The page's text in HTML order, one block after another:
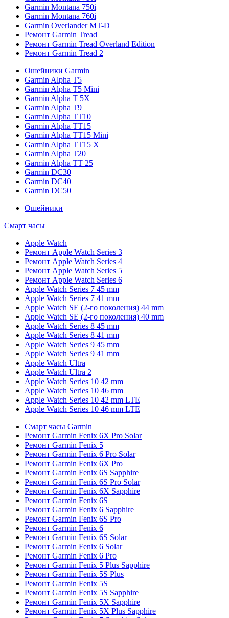
Garmin Montana 750i
Garmin Montana 760i
Garmin Overlander MT-D
Ремонт Garmin Tread
Ремонт Garmin Tread Overland Edition
Ремонт Garmin Tread 2
Ошейники Garmin
Garmin Alpha T5
Garmin Alpha T5 Mini
Garmin Alpha T 5X
Garmin Alpha T9
Garmin Alpha TT10
Garmin Alpha TT15
Garmin Alpha TT15 Mini
Garmin Alpha TT15 X
Garmin Alpha T20
Garmin Alpha TT 25
Garmin DC30
Garmin DC40
Garmin DC50
Ошейники
Смарт часы
Apple Watch
Ремонт Apple Watch Series 3
Ремонт Apple Watch Series 4
Ремонт Apple Watch Series 5
Ремонт Apple Watch Series 6
Apple Watch Series 7 45 mm
Apple Watch Series 7 41 mm
Apple Watch SE (2-го поколения) 44 mm
Apple Watch SE (2-го поколения) 40 mm
Apple Watch Series 8 45 mm
Apple Watch Series 8 41 mm
Apple Watch Series 9 45 mm
Apple Watch Series 9 41 mm
Apple Watch Ultra
Apple Watch Ultra 2
Apple Watch Series 10 42 mm
Apple Watch Series 10 46 mm
Apple Watch Series 10 42 mm LTE
Apple Watch Series 10 46 mm LTE
Смарт часы Garmin
Ремонт Garmin Fenix 6X Pro Solar
Ремонт Garmin Fenix 5
Ремонт Garmin Fenix 6 Pro Solar
Ремонт Garmin Fenix 6X Pro
Ремонт Garmin Fenix 6S Sapphire
Ремонт Garmin Fenix 6S Pro Solar
Ремонт Garmin Fenix 6X Sapphire
Ремонт Garmin Fenix 6S
Ремонт Garmin Fenix 6 Sapphire
Ремонт Garmin Fenix 6S Pro
Ремонт Garmin Fenix 6
Ремонт Garmin Fenix 6S Solar
Ремонт Garmin Fenix 6 Solar
Ремонт Garmin Fenix 6 Pro
Ремонт Garmin Fenix 5 Plus Sapphire
Ремонт Garmin Fenix 5S Plus
Ремонт Garmin Fenix 5S
Ремонт Garmin Fenix 5S Sapphire
Ремонт Garmin Fenix 5X Sapphire
Ремонт Garmin Fenix 5X Plus Sapphire